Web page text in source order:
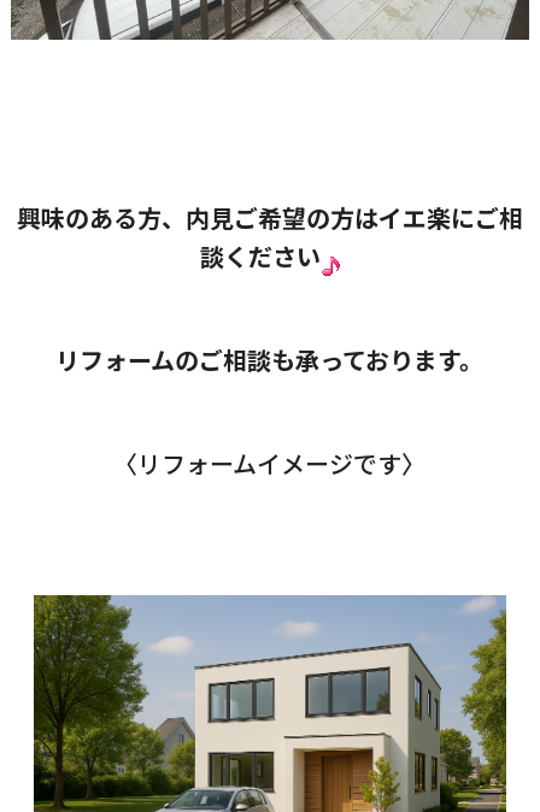
興味のある方、内見ご希望の方はイエ楽にご相
談ください
リフォームのご相談も承っております。
〈リフォームイメージです〉